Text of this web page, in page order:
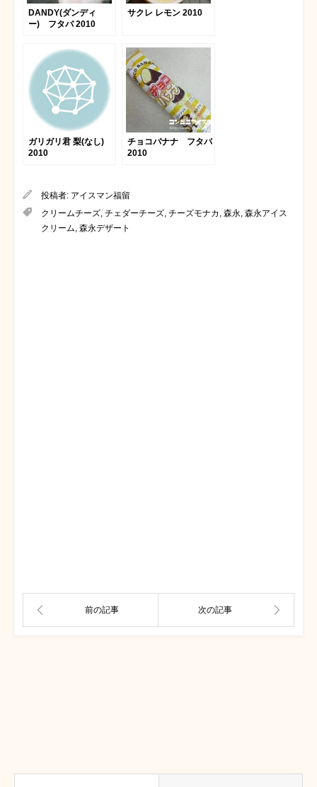
DANDY(ダンディ
ー) フタバ 2010
サクレ レモン 2010
ガリガリ君 梨(なし)
2010
チョコバナナ フタバ
2010
投稿者: アイスマン福留
クリームチーズ, チェダーチーズ, チーズモナカ , 森永, 森永アイス
クリーム, 森永デザート